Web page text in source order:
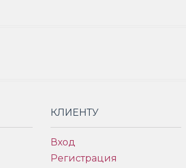
КЛИЕНТУ
Вход
Регистрация